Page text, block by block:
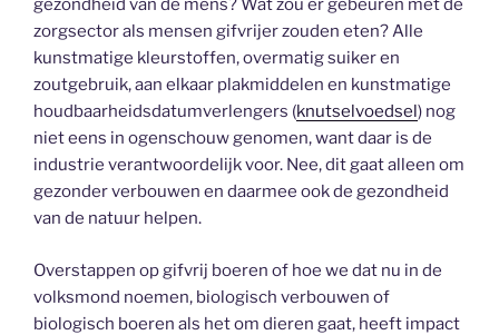
gezondheid van de mens? Wat zou er gebeuren met de
zorgsector als mensen gifvrijer zouden eten? Alle
kunstmatige kleurstoffen, overmatig suiker en
zoutgebruik, aan elkaar plakmiddelen en kunstmatige
houdbaarheidsdatumverlengers (knutselvoedsel) nog
niet eens in ogenschouw genomen, want daar is de
industrie verantwoordelijk voor. Nee, dit gaat alleen om
gezonder verbouwen en daarmee ook de gezondheid
van de natuur helpen.
Overstappen op gifvrij boeren of hoe we dat nu in de
volksmond noemen, biologisch verbouwen of
biologisch boeren als het om dieren gaat, heeft impact